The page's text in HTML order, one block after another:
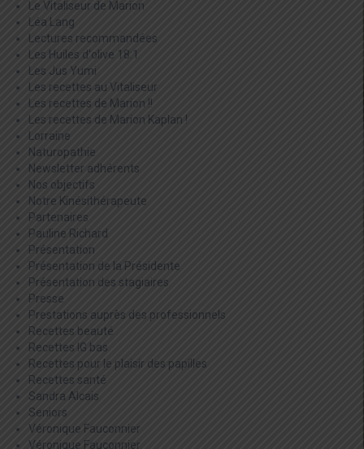
Le Vitaliseur de Marion
Léa Lang
Lectures recommandées
Les Huiles d'olive 18:1
Les Jus Yumi
Les recettes au Vitaliseur
Les recettes de Marion !!
Les recettes de Marion Kaplan !
Lorraine
Naturopathie
Newsletter adhérents
Nos objectifs
Notre Kinésithérapeute
Partenaires
Pauline Richard
Présentation
Présentation de la Présidente
Présentation des stagiaires
Presse
Prestations auprès des professionnels
Recettes beauté
Recettes IG bas
Recettes pour le plaisir des papilles
Recettes santé
Sandra Alcais
Seniors
Véronique Fauconnier
Véronique Fauconnier